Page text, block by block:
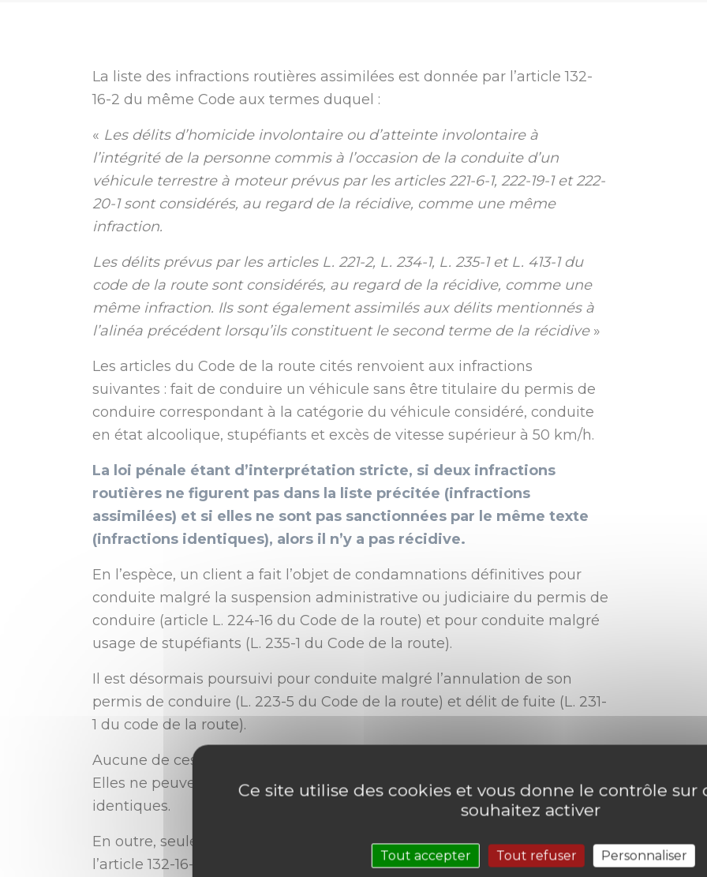
La liste des infractions routières assimilées est donnée par l’article 132-
16-2 du même Code aux termes duquel :
« Les délits d’homicide involontaire ou d’atteinte involontaire à
l’intégrité de la personne commis à l’occasion de la conduite d’un
véhicule terrestre à moteur prévus par les articles 221-6-1, 222-19-1 et 222-
20-1 sont considérés, au regard de la récidive, comme une même
infraction.
Les délits prévus par les articles L. 221-2, L. 234-1, L. 235-1 et L. 413-1 du
code de la route sont considérés, au regard de la récidive, comme une
même infraction. Ils sont également assimilés aux délits mentionnés à
l’alinéa précédent lorsqu’ils constituent le second terme de la récidive»
Les articles du Code de la route cités renvoient aux infractions
suivantes : fait de conduire un véhicule sans être titulaire du permis de
conduire correspondant à la catégorie du véhicule considéré, conduite
en état alcoolique, stupéfiants et excès de vitesse supérieur à 50 km/h.
La loi pénale étant d’interprétation stricte, si deux infractions
routières ne figurent pas dans la liste précitée (infractions
assimilées) et si elles ne sont pas sanctionnées par le même texte
(infractions identiques), alors il n’y a pas récidive.
En l’espèce, un client a fait l’objet de condamnations définitives pour
conduite malgré la suspension administrative ou judiciaire du permis de
conduire (article L. 224-16 du Code de la route) et pour conduite malgré
usage de stupéfiants (L. 235-1 du Code de la route).
Il est désormais poursuivi pour conduite malgré l’annulation de son
permis de conduire (L. 223-5 du Code de la route) et délit de fuite (L. 231-
1 du code de la route).
Aucune de ces quatre infractions n’est sanctionnée par le même texte.
Elles ne peuvent donc pas être considérées comme étant des infractions
identiques.
En outre, seule la conduite malgré usage de stupéfiants est visée à
l’article 132-16-2 du Code pénal listant les infractions pouvant être
Ce site utilise des cookies et vous donne le contrôle sur
souhaitez activer
Tout accepter Tout refuser Personnaliser